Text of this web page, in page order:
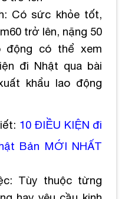
Có sức khỏe tốt,
trở lên, nặng 50
động có thể xem
đi Nhật qua bài
khẩu lao động
10 ĐIỀU KIỆN đi
Bản MỚI NHẤT
Tùy thuộc từng